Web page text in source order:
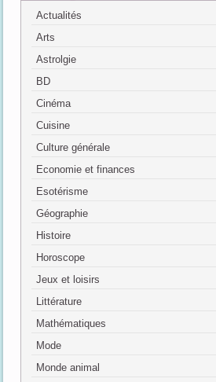
Actualités
Arts
Astrolgie
BD
Cinéma
Cuisine
Culture générale
Economie et finances
Esotérisme
Géographie
Histoire
Horoscope
Jeux et loisirs
Littérature
Mathématiques
Mode
Monde animal